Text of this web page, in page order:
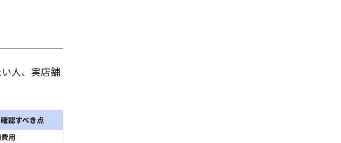
人、実店舗
確認すべき点
用